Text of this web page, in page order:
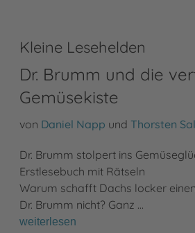
Kleine Lesehelden
Dr. Brumm und die
Gemüsekiste
von Daniel Napp und Thorsten
Dr. Brumm stolpert ins
Erstlesebuch mit Rätseln
Warum schafft Dachs locker
Dr. Brumm nicht? Ganz …
weiterlesen